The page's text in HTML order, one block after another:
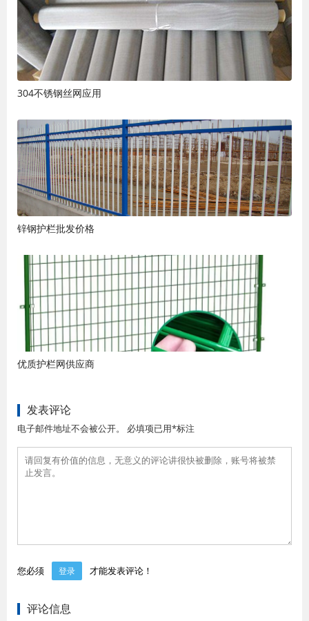
304不锈钢丝网应用
锌钢护栏批发价格
优质护栏网供应商
发表评论
电子邮件地址不会被公开。 必填项已用*标注
您必须 登录 才能发表评论！
评论信息